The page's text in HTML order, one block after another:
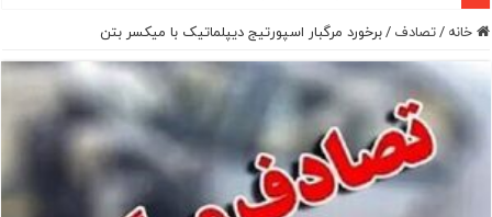
خانه/تصادف/برخورد مرگبار اسپورتیج دیپلماتیک با میکسر بتن